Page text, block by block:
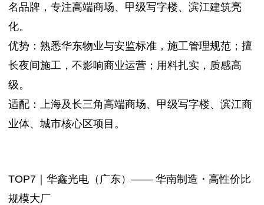
名品牌，专注高端商场、甲级写字楼、滨江建筑亮
化。
优势：熟悉华东物业与安监标准，施工管理规范；擅
长夜间施工，不影响商业运营；用料扎实，质感高
级。
适配：上海及长三角高端商场、甲级写字楼、滨江商
业体、城市核心区项目。
TOP7｜华鑫光电（广东）—— 华南制造・高性价比
规模大厂